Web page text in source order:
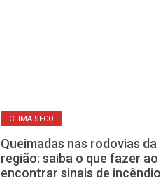
CLIMA SECO
Queimadas nas rodovias da
região: saiba o que fazer ao
encontrar sinais de incêndio